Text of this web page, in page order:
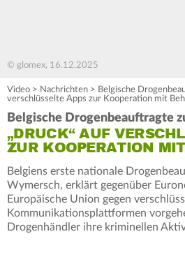
© glomex, 16.12.2025
Video > Nachrichten > Belgische
verschlüsselte Apps zur Kooperation mit
Belgische Drogenbeauftragte
„DRUCK“ AUF
ZUR KOOPERATION
Belgiens erste nationale
Wymersch, erklärt gegenüber
Europäische Union gegen
Kommunikationsplattformen
Drogenhändler ihre kriminellen